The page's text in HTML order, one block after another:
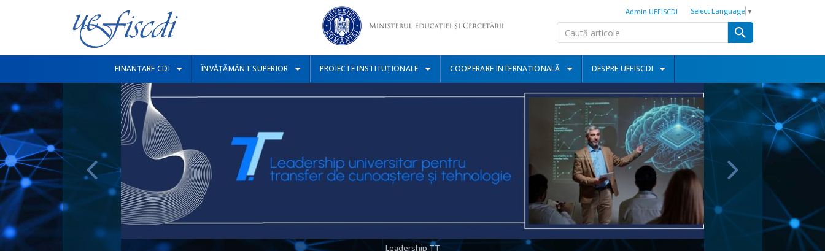
Select Language ▼
Admin UEFISCDI
FINANȚARE CDI ÎNVĂȚĂMÂNT SUPERIOR PROIECTE INSTITUȚIONALE COOPERARE INTERNAȚIONALĂ DESPRE UEFISCDI
Leadership TT